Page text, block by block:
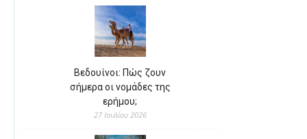
Βεδουίνοι: Πώς ζουν
σήμερα οι νομάδες της
ερήμου;
27 Ιουλίου 2026